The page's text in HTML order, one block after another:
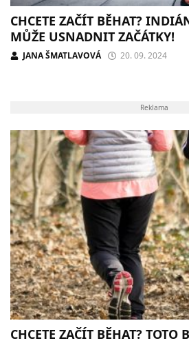
CHCETE ZAČÍT BĚHAT?
MŮŽE USNADNIT ZAČÁTKY!
JANA ŠMATLAVOVÁ 20. 09. 2024
Reklama
CHCETE ZAČÍT BĚHAT? TOTO